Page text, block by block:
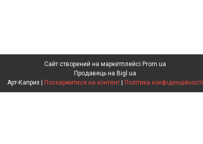
Сайт створений на маркетплейсі Prom.ua
Продавець на Bigl.ua
Поскаржитися на контент Політика конфіденційності